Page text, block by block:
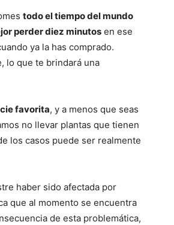
todo el tiempo del mundo
perder diez minutos en ese
ya la has comprado.
lo que te brindará una
favorita, y a menos que seas
no llevar plantas que tienen
los casos puede ser realmente
haber sido afectada por
que al momento se encuentra
de esta problemática,